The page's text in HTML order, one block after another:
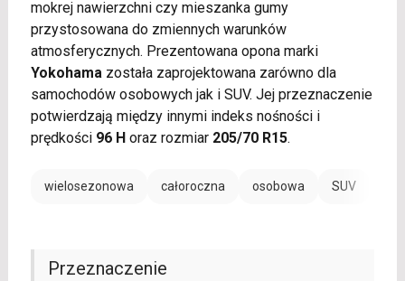
mokrej nawierzchni czy mieszanka gumy
przystosowana do zmiennych warunków
atmosferycznych. Prezentowana opona marki
Yokohamazostała zaprojektowana zarówno dla
samochodów osobowych jak i SUV. Jej przeznaczenie
potwierdzają między innymi indeks nośności i
prędkości 96 Horaz rozmiar 205/70 R15.
wielosezonowa całoroczna osobowa SUV
Przeznaczenie